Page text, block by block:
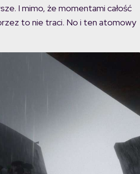
I mimo, że momentami całość
to nie traci. No i ten atomowy